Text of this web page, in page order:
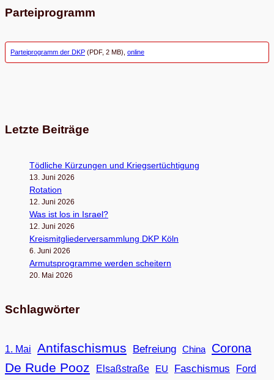
Parteiprogramm
Parteiprogramm der DKP (PDF, 2 MB), online
Letzte Beiträge
Töd­li­che Kür­zun­gen und Kriegsertüchtigung
13. Juni 2026
Rota­tion
12. Juni 2026
Was ist los in Israel?
12. Juni 2026
Kreis­mit­glie­der­ver­samm­lung DKP Köln
6. Juni 2026
Armuts­pro­gramme wer­den scheitern
20. Mai 2026
Schlagwörter
1. Mai Antifaschismus Befreiung China Corona
De Rude Pooz Elsaßstraße EU Faschismus
Ford